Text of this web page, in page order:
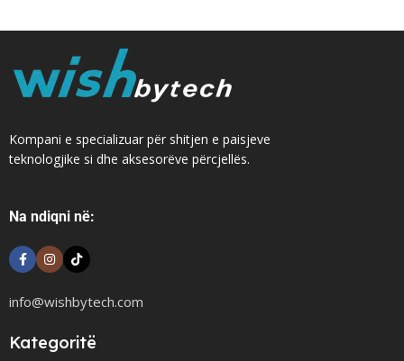
Kompani e specializuar për shitjen e paisjeve
teknologjike si dhe aksesorëve përcjellës.
Na ndiqni në:
info@wishbytech.com
Kategoritë